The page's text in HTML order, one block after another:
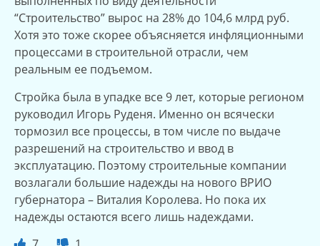
“Строительство” вырос на 28% до 104,6 млрд руб.
Хотя это тоже скорее объясняется инфляционными
процессами в строительной отрасли, чем
реальным ее подъемом.
Стройка была в упадке все 9 лет, которые регионом
руководил Игорь Руденя. Именно он всячески
тормозил все процессы, в том числе по выдаче
разрешений на строительство и ввод в
эксплуатацию. Поэтому строительные компании
возлагали большие надежды на нового ВРИО
губернатора – Виталия Королева. Но пока их
надежды остаются всего лишь надеждами.